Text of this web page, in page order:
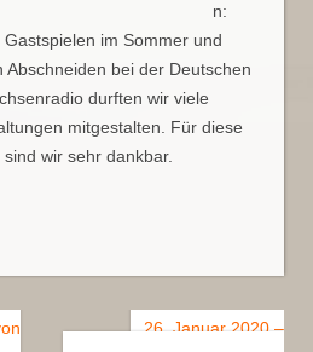
n:
im Sommer und
Abschneiden bei der Deutschen
durften wir viele
mitgestalten. Für diese
wir sehr dankbar.
26. Januar 2020 –